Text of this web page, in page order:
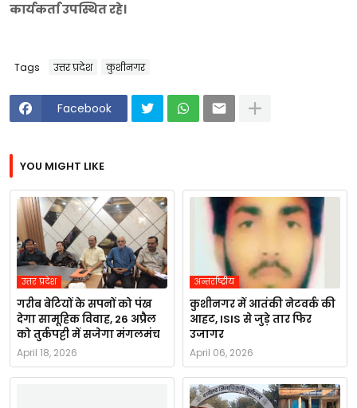
कार्यकर्ता उपस्थित रहे।
Tags उत्तर प्रदेश कुशीनगर
Facebook
YOU MIGHT LIKE
उत्तर प्रदेश
गरीब बेटियों के सपनों को पंख
देगा सामूहिक विवाह, 26 अप्रैल
को तुर्कपट्टी में सजेगा मंगलमंच
April 18, 2026
अन्तर्राष्ट्रीय
कुशीनगर में आतंकी नेटवर्क की
आहट, ISIS से जुड़े तार फिर
उजागर
April 06, 2026